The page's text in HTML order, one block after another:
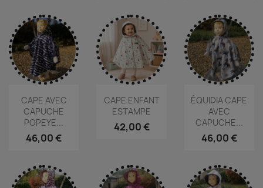
CAPE AVEC
CAPUCHE
POPEYE...
46,00 €
CAPE ENFANT
ESTAMPE
42,00 €
ÉQUIDIA CAPE
AVEC
CAPUCHE...
46,00 €